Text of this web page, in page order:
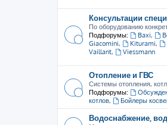
Консультации
По оборудованию
Подфорумы:
Baxi,
Giacomini, Kiturami,
Vaillant, Viessmann
Отопление и ГВС
Системы отопления,
Подфорумы:
котлов, Бойлеры
Водоснабжение,